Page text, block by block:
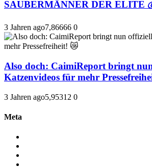
SAUBERMÄNNER DER ELITE
3 Jahren ago7,86666 0
Also doch: CaimiReport bringt
Katzenvideos für mehr
3 Jahren ago5,95312 0
Meta